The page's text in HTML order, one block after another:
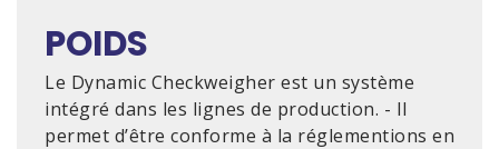
POIDS
Le Dynamic Checkweigher est un système
intégré dans les lignes de production. - Il
permet d’être conforme à la réglementions en